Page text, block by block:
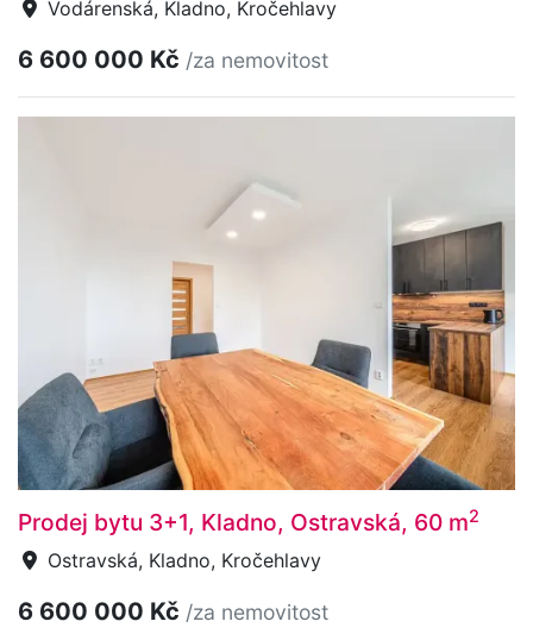
Vodárenská, Kladno, Kročehlavy
6 600 000 Kč /za nemovitost
Prodej bytu 3+1, Kladno, Ostravská, 60 m2
Ostravská, Kladno, Kročehlavy
6 600 000 Kč /za nemovitost